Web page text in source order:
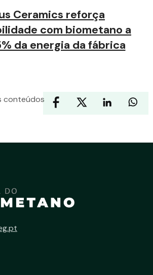
Ceramics reforça
com biometano a
da energia da fábrica
conteúdos